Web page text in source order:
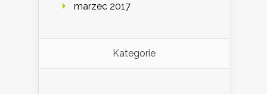
marzec 2017
Kategorie